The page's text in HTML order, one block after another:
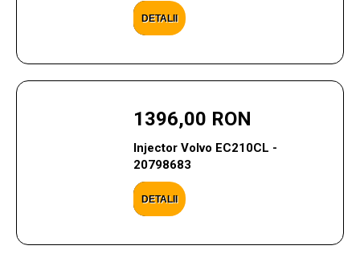
DETALII
1396,00 RON
Injector Volvo EC210CL -
20798683
DETALII